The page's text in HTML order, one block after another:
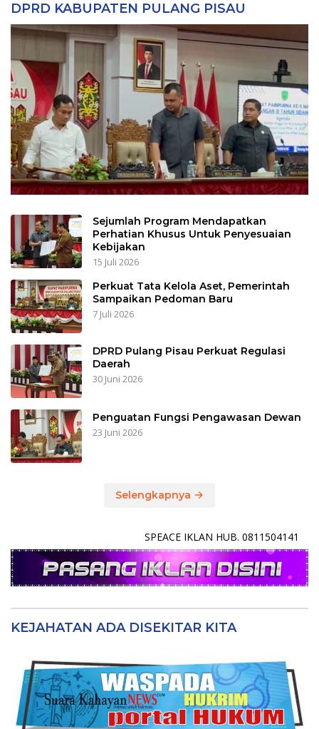
DPRD KABUPATEN PULANG PISAU
Sejumlah Program Mendapatkan
Perhatian Khusus Untuk Penyesuaian
Kebijakan
15 Juli 2026
Perkuat Tata Kelola Aset, Pemerintah
Sampaikan Pedoman Baru
7 Juli 2026
DPRD Pulang Pisau Perkuat Regulasi
Daerah
30 Juni 2026
Penguatan Fungsi Pengawasan Dewan
23 Juni 2026
Selengkapnya
SPEACE IKLAN HUB. 0811504141
KEJAHATAN ADA DISEKITAR KITA